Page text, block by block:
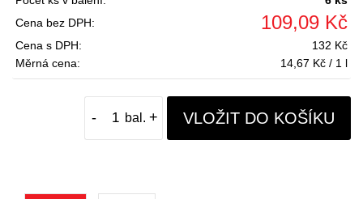
Cena bez DPH:
109,09 Kč
Cena s DPH:
132 Kč
Měrná cena:
14,67 Kč / 1 l
- + VLOŽIT DO KOŠÍKU